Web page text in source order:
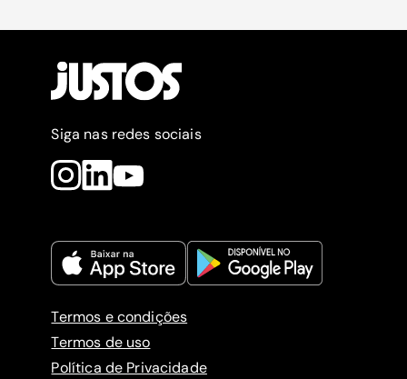
Siga nas redes sociais
Termos e condições
Termos de uso
Política de Privacidade